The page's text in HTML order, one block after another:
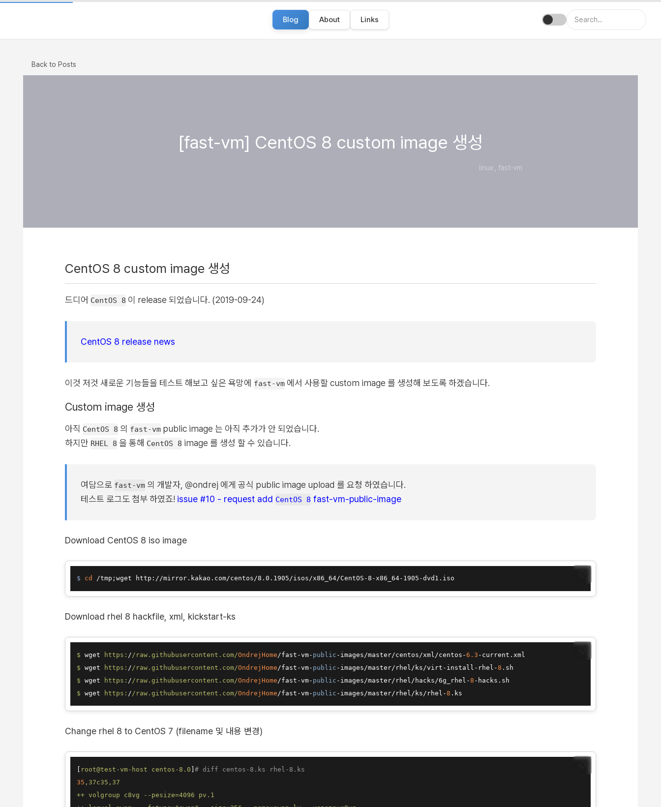
Blog About Links
Back to Posts
[fast-vm] CentOS 8 custom image 생성
linux , fast-vm
CentOS 8 custom image 생성
드디어 CentOS 8 이 release 되었습니다. (2019-09-24)
CentOS 8 release news
이것 저것 새로운 기능들을 테스트 해보고 싶은 욕망에 fast-vm 에서 사용할 custom image 를 생성해 보도록 하겠습니다.
Custom image 생성
아직 CentOS 8 의 fast-vm public image 는 아직 추가가 안 되었습니다.
하지만 RHEL 8 을 통해 CentOS 8 image 를 생성 할 수 있습니다.
여담으로 fast-vm 의 개발자, @ondrej 에게 공식 public image upload 를 요청 하였습니다.
테스트 로그도 첨부 하였죠! issue #10 - request add CentOS 8 fast-vm-public-image
Download CentOS 8 iso image
$ cd /tmp;wget http://mirror.kakao.com/centos/8.0.1905/isos/x86_64/CentOS-8-x86_64-1905-dvd1.iso
Download rhel 8 hackfile, xml, kickstart-ks
$ wget https: / /raw.githubusercontent.com/OndrejHome /fast-vm- public -images/master/centos/xml/centos-6.3
$ wget https: / /raw.githubusercontent.com/OndrejHome /fast-vm- public -images/master/rhel/ks/virt-install-rhel-8
$ wget https: / /raw.githubusercontent.com/OndrejHome /fast-vm- public -images/master/rhel/hacks/6g_rhel-8
$ wget https: / /raw.githubusercontent.com/OndrejHome /fast-vm- public -images/master/rhel/ks/rhel-8
Change rhel 8 to CentOS 7 (filename 및 내용 변경)
root@test-vm-host centos-8.0 # diff centos-8.ks rhel-8.ks
35 ,37c35,37
++ volgroup c8vg --pesize=4096
pv.1